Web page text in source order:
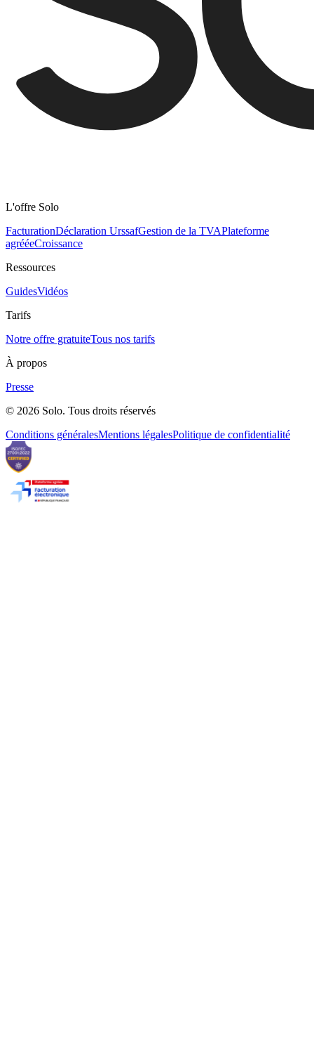
L'offre Solo
FacturationDéclaration UrssafGestion de la TVAPlateforme
agrééeCroissance
Ressources
GuidesVidéos
Tarifs
Notre offre gratuiteTous nos tarifs
À propos
Presse
© 2026 Solo. Tous droits réservés
Conditions généralesMentions légalesPolitique de confidentialité